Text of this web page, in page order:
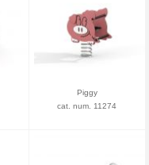
Piggy
cat. num. 11274